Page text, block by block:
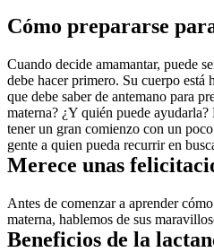
Cómo prepararse
Cuando decide amamantar, puede
debe hacer primero. Su cuerpo está
que debe saber de antemano para
materna? ¿Y quién puede
tener un gran comienzo con un
gente a quien pueda recurrir en
Merece unas
Antes de comenzar a aprender
materna, hablemos de sus
Beneficios de la